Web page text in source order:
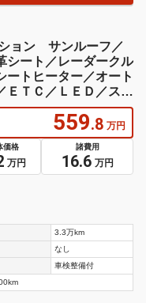
ョン サンルーフ／
シート／レーダークル
ートヒーター／オート
ＥＴＣ／ＬＥＤ／スマ
559.8 万円
価格
万円
諸費用
16.6 万円
3.3万km
なし
車検整備付